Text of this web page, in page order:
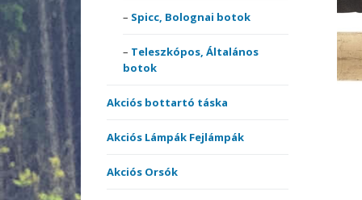
surf
botok
Egyéb Akciós termékek
Elektromos kapásjelzők
Etetőanyag Szettek
Horgok
Spicc, Bolognai botok
Teleszkópos, Általános
botok
Akciós bottartó táska
Akciós Lámpák Fejlámpák
Akciós Orsók